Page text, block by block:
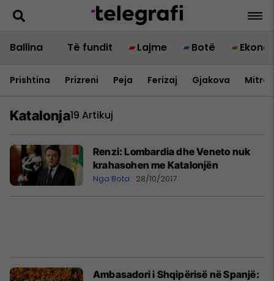
Ballina Të fundit Lajme Botë
Prishtina Prizreni Peja Ferizaj Gjakova
Katalonja19 Artikuj
Renzi: Lombardia dhe Veneto nuk
krahasohen me Katalonjën
Nga Bota 28/10/2017
Ambasadori i Shqipërisë në Spanjë: